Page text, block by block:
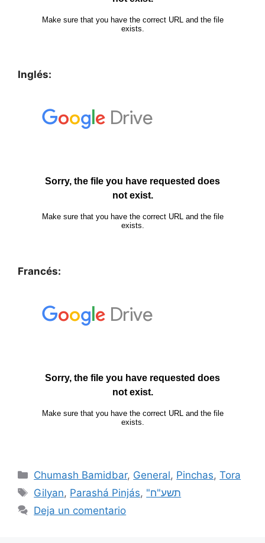
Inglés:
Francés:
Chumash Bamidbar, General, Pinchas,Tora
Gilyan, Parashá Pinjás,
"תשע"ח
Deja un comentario